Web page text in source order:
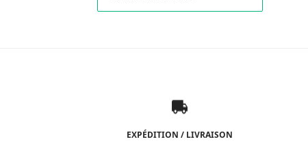
EXPÉDITION / LIVRAISON